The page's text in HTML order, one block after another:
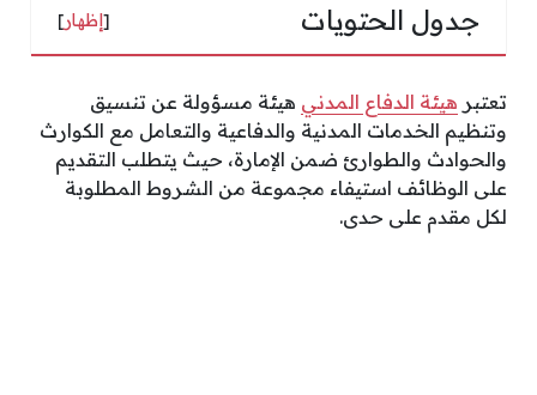
جدول الحتويات [إظهار]
تعتبر هيئة الدفاع المدني هيئة مسؤولة عن تنسيق
وتنظيم الخدمات المدنية والدفاعية والتعامل مع الكوارث
والحوادث والطوارئ ضمن الإمارة، حيث يتطلب التقديم
على الوظائف استيفاء مجموعة من الشروط المطلوبة
لكل مقدم على حدى.